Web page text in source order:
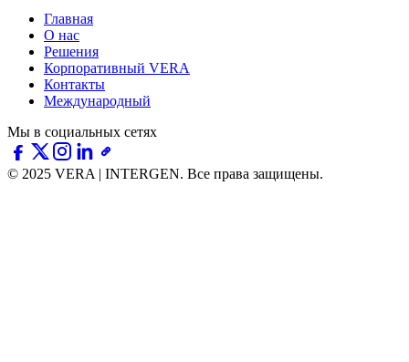
Главная
О нас
Решения
Корпоративный VERA
Контакты
Международный
Мы в социальных сетях
© 2025 VERA | INTERGEN. Все права защищены.